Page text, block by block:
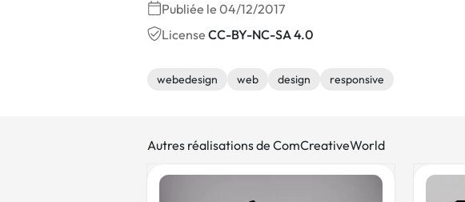
Publiée le 04/12/2017
License CC-BY-NC-SA 4.0
webedesign web design responsive
Autres réalisations de ComCreativeWorld